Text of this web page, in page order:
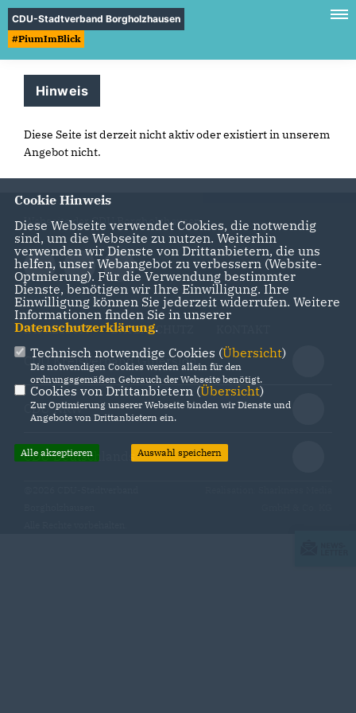
CDU-Stadtverband Borgholzhausen
#PiumImBlick
Hinweis
Diese Seite ist derzeit nicht aktiv oder existiert in unserem
Angebot nicht.
Webseite der CDU Borgholzhausen
IMPRESSUM DATENSCHUTZ
CDU Kreisverband Gütersloh
CDU NRW
CDU Deutschlands
Cookie Hinweis
Diese Webseite verwendet Cookies, die notwendig
sind, um die Webseite zu nutzen. Weiterhin
verwenden wir Dienste von Drittanbietern, die uns
helfen, unser Webangebot zu verbessern (Website-
Optmierung). Für die Verwendung bestimmter
Dienste, benötigen wir Ihre Einwilligung. Ihre
Einwilligung können Sie jederzeit widerrufen. Weitere
Informationen finden Sie in unserer
Datenschutzerklärung.
Technisch notwendige Cookies (Übersicht)
Die notwendigen Cookies werden allein für den
ordnungsgemäßen Gebrauch der Webseite benötigt.
Cookies von Drittanbietern (Übersicht)
Zur Optimierung unserer Webseite binden wir Dienste und
Angebote von Drittanbietern ein.
Alle akzeptieren Auswahl speichern